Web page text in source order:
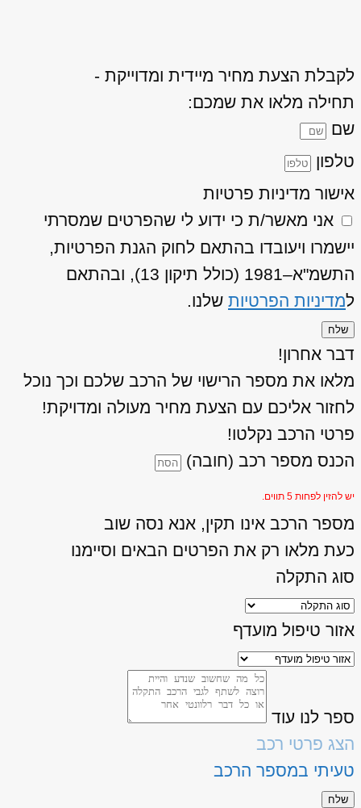
לקבלת הצעת מחיר מיידית ומדוייקת -
תחילה מלאו את שמכם:
שם
טלפון
אישור מדיניות פרטיות
אני מאשר/ת כי ידוע לי שהפרטים שמסרתי
יישמרו ויעובדו בהתאם לחוק הגנת הפרטיות,
התשמ"א–1981 (כולל תיקון 13), ובהתאם
למדיניות הפרטיות שלנו.
שלח
דבר אחרון!
מלאו את מספר הרישוי של הרכב שלכם וכך נוכל
לחזור אליכם עם הצעת מחיר מעולה ומדויקת!
פרטי הרכב נקלטו!
הכנס מספר רכב (חובה)
יש להזין לפחות 5 תווים.
מספר הרכב אינו תקין, אנא נסה שוב
כעת מלאו רק את הפרטים הבאים וסיימנו
סוג התקלה
אזור טיפול מועדף
ספר לנו עוד
הצג פרטי רכב
טעיתי במספר הרכב
שלח